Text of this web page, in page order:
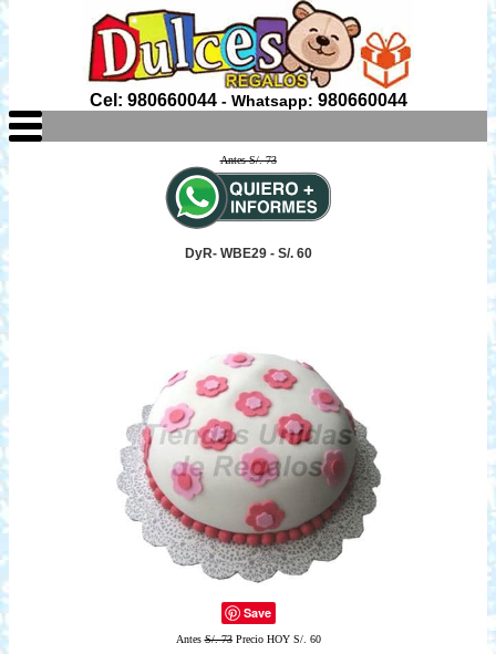
Cel: 980660044- Whatsapp: 980660044
Antes S/. 73
DyR- WBE29 - S/. 60
Save
AntesS/. 73Precio HOY S/. 60